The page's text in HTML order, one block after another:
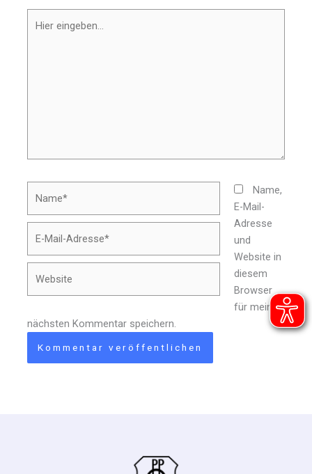
eingeben…
Mail-
Adresse*
Name,
E-Mail-
Adresse
und
Website in
diesem
Browser
für meinen
nächsten Kommentar speichern.